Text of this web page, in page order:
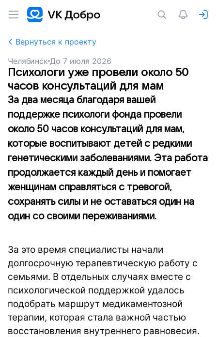
Вернуться к проекту
Челябинск До 7 июля 2026
Психологи уже провели около 50
часов консультаций для мам
За два месяца благодаря вашей
поддержке психологи фонда провели
около 50 часов консультаций для мам,
которые воспитывают детей с редкими
генетическими заболеваниями. Эта работа
продолжается каждый день и помогает
женщинам справляться с тревогой,
сохранять силы и не оставаться один на
один со своими переживаниями.
За это время специалисты начали
долгосрочную терапевтическую работу с
семьями. В отдельных случаях вместе с
психологической поддержкой удалось
подобрать маршрут медикаментозной
терапии, которая стала важной частью
восстановления внутреннего равновесия.